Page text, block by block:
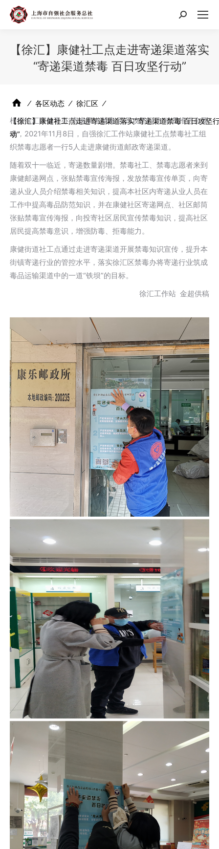
搜
【徐汇】康健社工点走进寄递渠道落实
“寄递渠道禁毒 百日攻坚行动”
⁄ 各区动态 ⁄ 徐汇区 ⁄
【徐汇】康健社工点走进寄递渠道落实“寄递渠道禁毒 百日攻坚
动”
根据徐汇区禁毒办“寄递渠道禁毒 百日攻坚行动”动员推进会要
求，2021年11月8日，自强徐汇工作站康健社工点禁毒社工组
织禁毒志愿者一行5人走进康健街道邮政寄递渠道。
随着双十一临近，寄递数量剧增。禁毒社工、禁毒志愿者来到
康健邮递网点，张贴禁毒宣传海报，发放禁毒宣传单页，向寄
递从业人员介绍禁毒相关知识，提高本社区内寄递从业人员在
工作中提高毒品防范知识，并在康健社区寄递网点、社区邮筒
张贴禁毒宣传海报，向投寄社区居民宣传禁毒知识，提高社区
居民提高禁毒意识，增强防毒、拒毒能力。
康健街道社工点通过走进寄递渠道开展禁毒知识宣传，提升本
街镇寄递行业的管控水平，落实徐汇区禁毒办将寄递行业筑成
毒品运输渠道中的一道“铁坝”的目标。
徐汇工作站 金超供稿